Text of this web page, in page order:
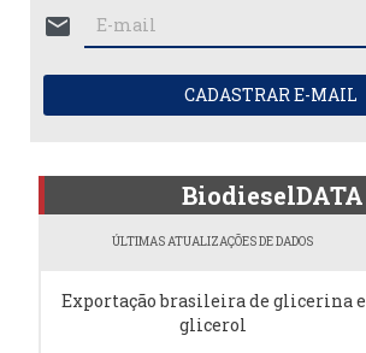
mail
CADASTRAR E-MAIL
BiodieselDATA
ÚLTIMAS ATUALIZAÇÕES DE DADOS
Exportação brasileira de glicerina e
glicerol